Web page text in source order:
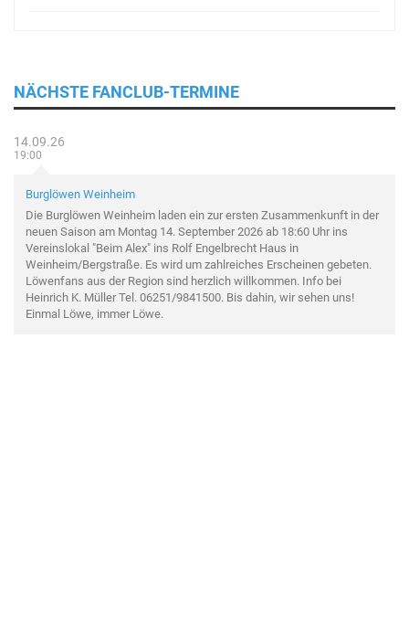
NÄCHSTE FANCLUB-TERMINE
14.09.26
19:00
Burglöwen Weinheim
Die Burglöwen Weinheim laden ein zur ersten Zusammenkunft in der
neuen Saison am Montag 14. September 2026 ab 18:60 Uhr ins
Vereinslokal "Beim Alex" ins Rolf Engelbrecht Haus in
Weinheim/Bergstraße. Es wird um zahlreiches Erscheinen gebeten.
Löwenfans aus der Region sind herzlich willkommen. Info bei
Heinrich K. Müller Tel. 06251/9841500. Bis dahin, wir sehen uns!
Einmal Löwe, immer Löwe.